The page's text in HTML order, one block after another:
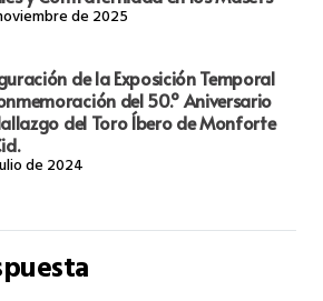
de 2025
de la Exposición Temporal
del 50.º Aniversario
del Toro Íbero de Monforte
de 2024